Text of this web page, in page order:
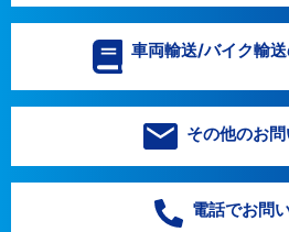
車両輸送/バイク輸
その他のお
電話でお問